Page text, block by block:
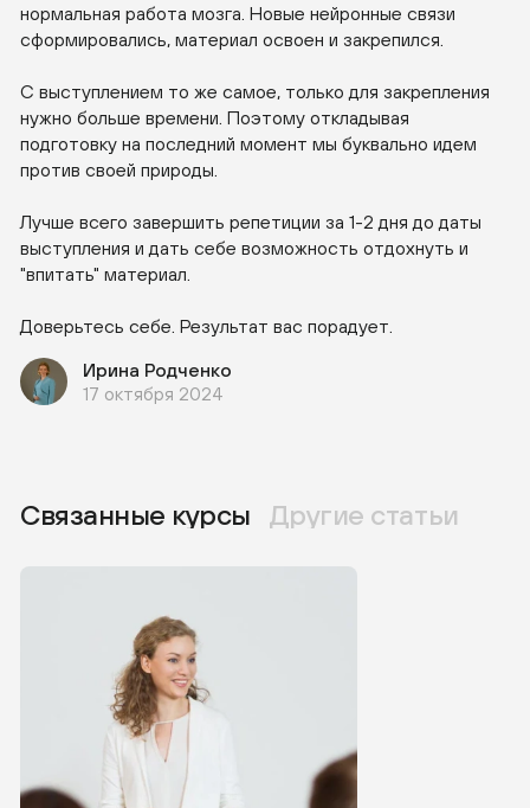
нормальная работа мозга. Новые нейронные связи
сформировались, материал освоен и закрепился.
С выступлением то же самое, только для закрепления
нужно больше времени. Поэтому откладывая
подготовку на последний момент мы буквально идем
против своей природы.
Лучше всего завершить репетиции за 1-2 дня до даты
выступления и дать себе возможность отдохнуть и
"впитать" материал.
Доверьтесь себе. Результат вас порадует.
Ирина Родченко
17 октября 2024
Связанные курсы Другие статьи